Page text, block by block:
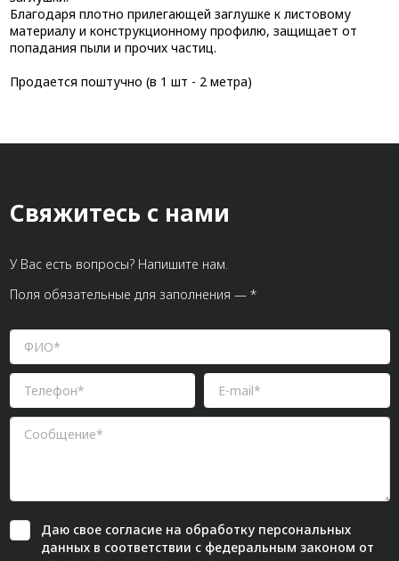
Благодаря плотно прилегающей заглушке к листовому
материалу и конструкционному профилю, защищает от
попадания пыли и прочих частиц.
Продается поштучно (в 1 шт - 2 метра)
Свяжитесь с нами
У Вас есть вопросы? Напишите нам.
Поля обязательные для заполнения — *
Даю свое согласиена обработку персональных
данных в соответствии с федеральным законом от